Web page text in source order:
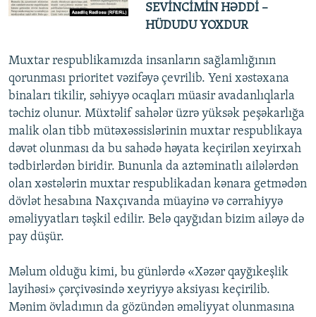
XƏBƏR BÜLLETENLƏRIMIZ
SEVİNCİMİN HƏDDİ –
HÜDUDU YOXDUR
Muxtar respublikamızda insanların sağlamlığının
qorunması prioritet vəzifəyə çevrilib. Yeni xəstəxana
binaları tikilir, səhiyyə ocaqları müasir avadanlıqlarla
təchiz olunur. Müxtəlif sahələr üzrə yüksək peşəkarlığa
malik olan tibb mütəxəssislərinin muxtar respublikaya
dəvət olunması da bu sahədə həyata keçirilən xeyirxah
tədbirlərdən biridir. Bununla da aztəminatlı ailələrdən
olan xəstələrin muxtar respublikadan kənara getmədən
dövlət hesabına Naxçıvanda müayinə və cərrahiyyə
əməliyyatları təşkil edilir. Belə qayğıdan bizim ailəyə də
pay düşür.
Məlum olduğu kimi, bu günlərdə «Xəzər qayğıkeşlik
layihəsi» çərçivəsində xeyriyyə aksiyası keçirilib.
Mənim övladımın da gözündən əməliyyat olunmasına